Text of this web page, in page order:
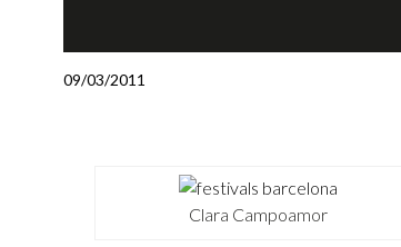
09/03/2011
Clara Campoamor